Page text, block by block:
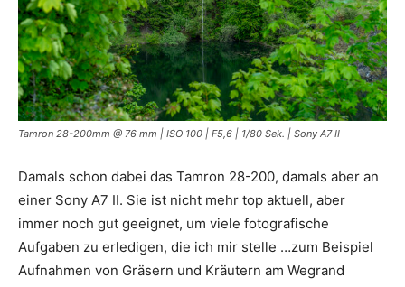
Tamron 28-200mm @ 76 mm | ISO 100 | F5,6 | 1/80 Sek. | Sony A7 II
Damals schon dabei das Tamron 28-200, damals aber an
einer Sony A7 II. Sie ist nicht mehr top aktuell, aber
immer noch gut geeignet, um viele fotografische
Aufgaben zu erledigen, die ich mir stelle …zum Beispiel
Aufnahmen von Gräsern und Kräutern am Wegrand